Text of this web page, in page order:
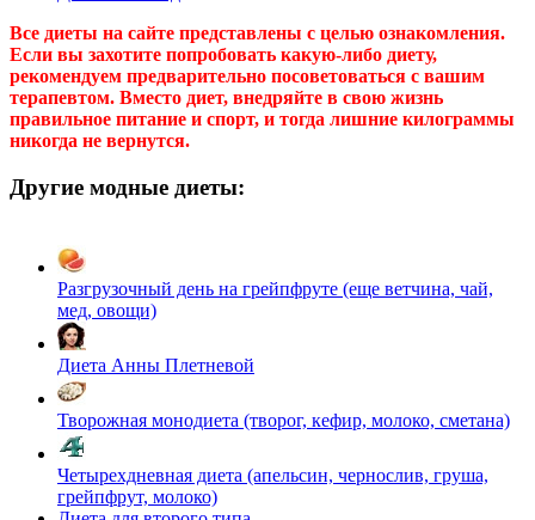
Все диеты на сайте представлены с целью ознакомления.
Если вы захотите попробовать какую-либо диету,
рекомендуем предварительно посоветоваться с вашим
терапевтом. Вместо диет, внедряйте в свою жизнь
правильное питание и спорт, и тогда лишние килограммы
никогда не вернутся.
Другие модные диеты:
Разгрузочный день на грейпфруте (еще ветчина, чай,
мед, овощи)
Диета Анны Плетневой
Творожная монодиета (творог, кефир, молоко, сметана)
Четырехдневная диета (апельсин, чернослив, груша,
грейпфрут, молоко)